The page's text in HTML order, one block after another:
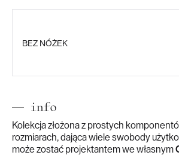
info
Kolekcja złożona z prostych
rozmiarach, dająca wiele swobody
może zostać projektantem we własnym
BEZ NÓŻEK